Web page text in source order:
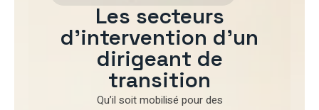
Les secteurs
d'intervention d'un
dirigeant de
transition
Qu’il soit mobilisé pourdes